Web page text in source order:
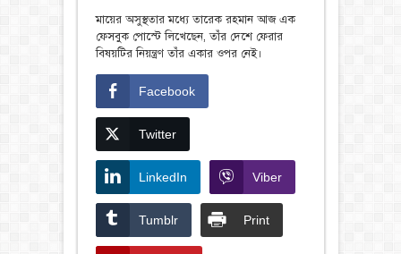
মায়ের অসুস্থতার মধ্যে তারেক রহমান আজ এক
ফেসবুক পোস্টে লিখেছেন, তাঁর দেশে ফেরার
বিষয়টির নিয়ন্ত্রণ তাঁর একার ওপর নেই।
Facebook
Twitter
LinkedIn Viber
Tumblr Print